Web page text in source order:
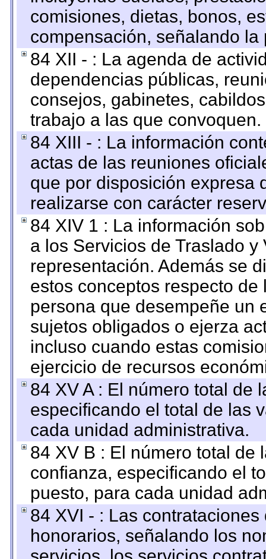
comisiones, dietas, bonos,
compensación, señalando
84 XII - : La agenda de
dependencias públicas,
consejos, gabinetes,
trabajo a las que convoquen.
84 XIII - : La información
actas de las reuniones
que por disposición expresa
realizarse con carácter
84 XIV 1 : La información
a los Servicios de Traslado
representación. Además se
estos conceptos respecto
persona que desempeñe un
sujetos obligados o ejerza
incluso cuando estas
ejercicio de recursos
84 XV A : El número total de
especificando el total de las
cada unidad administrativa.
84 XV B : El número total de
confianza, especificando el
puesto, para cada unidad
84 XVI - : Las
honorarios, señalando los